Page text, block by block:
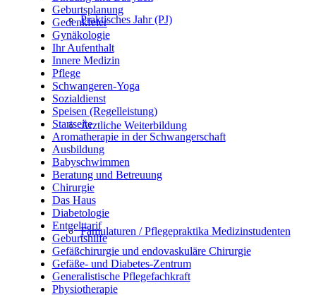
Praktisches Jahr (PJ)
Ärztliche Weiterbildung
Famulaturen / Pflegepraktika Medizinstudenten
Geburtsplanung
Gedenkfeier
Gynäkologie
Ihr Aufenthalt
Innere Medizin
Pflege
Schwangeren-Yoga
Sozialdienst
Speisen (Regelleistung)
Startseite
Aromatherapie in der Schwangerschaft
Ausbildung
Babyschwimmen
Beratung und Betreuung
Chirurgie
Das Haus
Diabetologie
Entgelttarif
Geburtshilfe
Gefäßchirurgie und endovaskuläre Chirurgie
Gefäße- und Diabetes-Zentrum
Generalistische Pflegefachkraft
Physiotherapie